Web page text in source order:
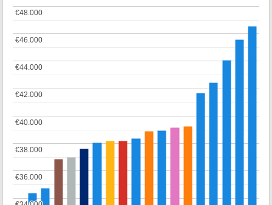
€36.000
€36.000
€38.000
€38.000
€40.000
€40.000
€42.000
€42.000
€44.000
€44.000
€46.000
€46.000
€48.000
€48.000